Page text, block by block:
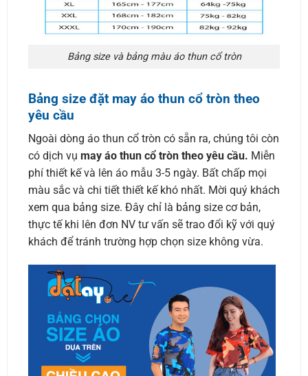
Bảng size và bảng màu áo thun cổ tròn
Bảng size đặt may áo thun cổ tròn theo
yêu cầu
Ngoài dòng áo thun cổ tròn có sẵn ra, chúng tôi còn
có dịch vụ may áo thun cổ tròn theo yêu cầu. Miễn
phí thiết kế và lên áo mẫu 3-5 ngày. Bất chấp mọi
màu sắc và chi tiết thiết kế khó nhất. Mời quý khách
xem qua bảng size. Đây chỉ là bảng size cơ bản,
thực tế khi lên đơn NV tư vấn sẽ trao đổi kỹ với quý
khách để tránh trường hợp chọn size không vừa.